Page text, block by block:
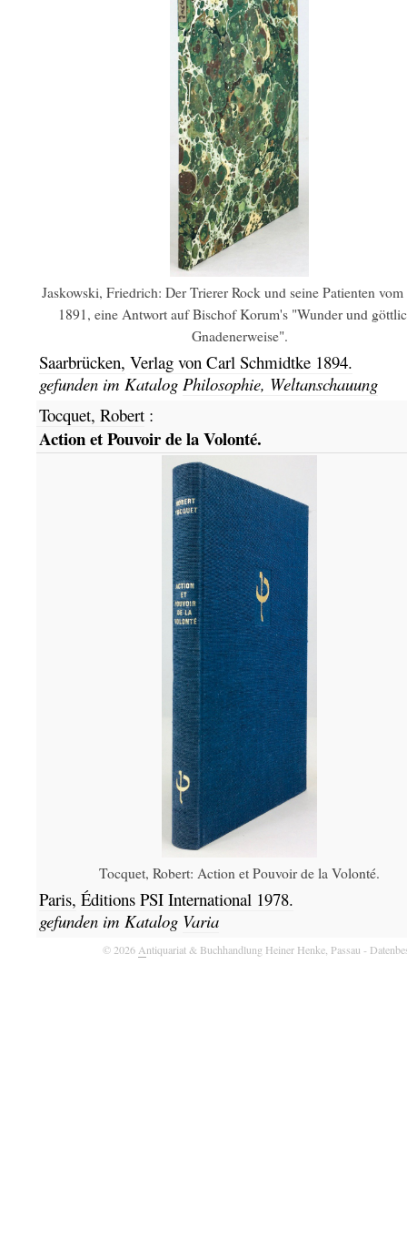
Jaskowski, Friedrich: Der Trierer Rock und seine Patienten vom
1891, eine Antwort auf Bischof Korum's "Wunder und
Gnadenerweise".
Saarbrücken, Verlag von Carl Schmidtke 1894.
gefunden im Katalog Philosophie, Weltanschauung
Tocquet, Robert:
Action et Pouvoir de la Volonté.
Tocquet, Robert: Action et Pouvoir de la Volonté.
Paris, Éditions PSI International 1978.
gefunden im Katalog Varia
© 2026Antiquariat & Buchhandlung Heiner Henke, Passau -